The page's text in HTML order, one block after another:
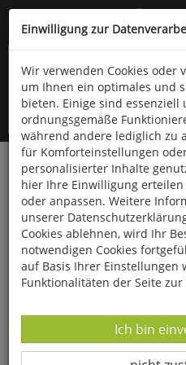
Kompletten Head der Seite
oder (06766)
Startseite Bücher
Über das
Einwilligung zur
Wir verwenden Cookies oder
um Ihnen ein optimales und
bieten. Einige sind essenziell
ordnungsgemäße
während andere lediglich zu
für Komforteinstellungen
personalisierter Inhalte
hier Ihre Einwilligung
oder anpassen. Weitere
unserer
Cookies ablehnen, wird Ihr
notwendigen Cookies
auf Basis Ihrer Einstellungen
Funktionalitäten der Seite
Ich bin